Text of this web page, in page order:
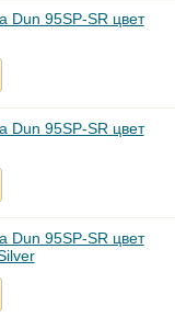
Dun 95SP-SR цвет
Dun 95SP-SR цвет
Dun 95SP-SR цвет